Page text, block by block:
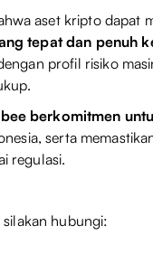
aset kripto dapat
tepat dan penuh
profil risiko
berkomitmen
serta
regulasi.
hubungi: